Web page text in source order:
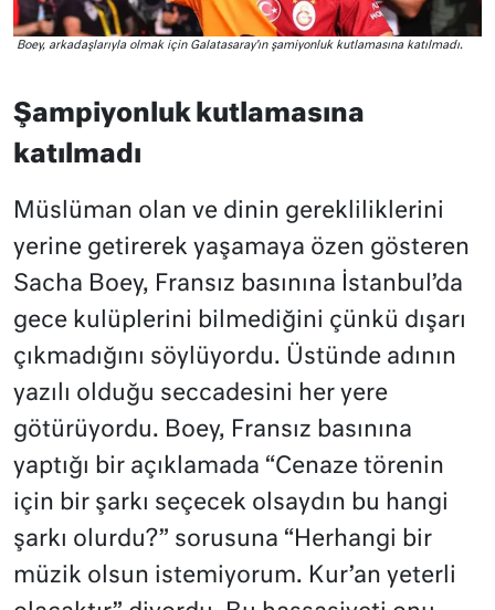
Boey, arkadaşlarıyla olmak için Galatasaray’ın şamiyonluk kutlamasına katılmadı.
Şampiyonluk kutlamasına
katılmadı
Müslüman olan ve dinin gerekliliklerini
yerine getirerek yaşamaya özen gösteren
Sacha Boey, Fransız basınına İstanbul’da
gece kulüplerini bilmediğini çünkü dışarı
çıkmadığını söylüyordu. Üstünde adının
yazılı olduğu seccadesini her yere
götürüyordu. Boey, Fransız basınına
yaptığı bir açıklamada “Cenaze törenin
için bir şarkı seçecek olsaydın bu hangi
şarkı olurdu?” sorusuna “Herhangi bir
müzik olsun istemiyorum. Kur’an yeterli